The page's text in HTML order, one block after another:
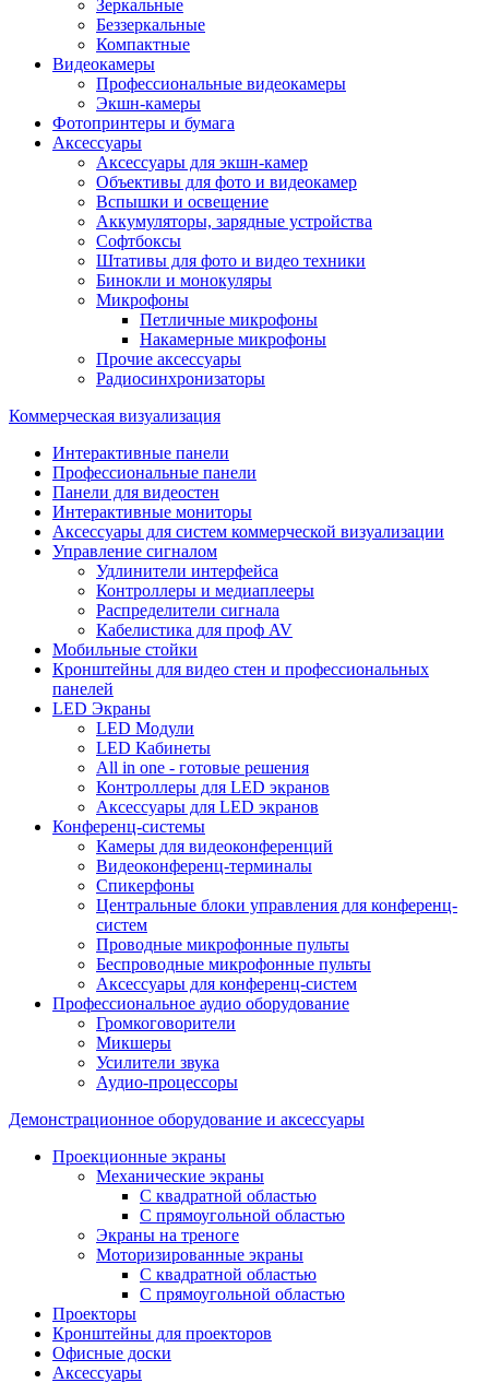
Зеркальные
Беззеркальные
Компактные
Видеокамеры
Профессиональные видеокамеры
Экшн-камеры
Фотопринтеры и бумага
Аксессуары
Аксессуары для экшн-камер
Объективы для фото и видеокамер
Вспышки и освещение
Аккумуляторы, зарядные устройства
Софтбоксы
Штативы для фото и видео техники
Бинокли и монокуляры
Микрофоны
Петличные микрофоны
Накамерные микрофоны
Прочие аксессуары
Радиосинхронизаторы
Коммерческая визуализация
Интерактивные панели
Профессиональные панели
Панели для видеостен
Интерактивные мониторы
Аксессуары для систем коммерческой визуализации
Управление сигналом
Удлинители интерфейса
Контроллеры и медиаплееры
Распределители сигнала
Кабелистика для проф AV
Мобильные стойки
Кронштейны для видео стен и профессиональных
панелей
LED Экраны
LED Модули
LED Кабинеты
All in one - готовые решения
Контроллеры для LED экранов
Аксессуары для LED экранов
Конференц-системы
Камеры для видеоконференций
Видеоконференц-терминалы
Спикерфоны
Центральные блоки управления для конференц-
систем
Проводные микрофонные пульты
Беспроводные микрофонные пульты
Аксессуары для конференц-систем
Профессиональное аудио оборудование
Громкоговорители
Микшеры
Усилители звука
Аудио-процессоры
Демонстрационное оборудование и аксессуары
Проекционные экраны
Механические экраны
С квадратной областью
С прямоугольной областью
Экраны на треноге
Моторизированные экраны
С квадратной областью
С прямоугольной областью
Проекторы
Кронштейны для проекторов
Офисные доски
Аксессуары